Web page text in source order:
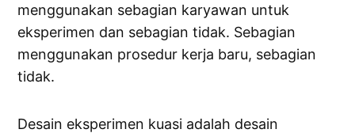
menggunakan sebagian karyawan untuk
eksperimen dan sebagian tidak. Sebagian
menggunakan prosedur kerja baru, sebagian
tidak.
Desain eksperimen kuasi adalah desain